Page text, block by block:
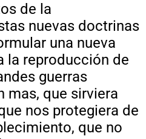
de la
nuevas doctrinas
una nueva
la reproducción de
guerras
mas, que sirviera
nos protegiera de
que no